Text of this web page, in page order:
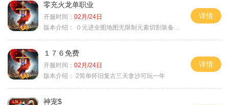
零充火龙单职业
开服时间： 02月/24日
版本介绍：
０元进全图地图无限制元素切割装备鉴定
详情
１７６免费
开服时间： 02月/24日
版本介绍： 2简单怀旧复古三天拿沙可玩一年
详情
神宠$